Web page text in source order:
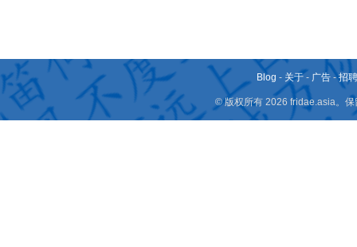
Blog - 关于 - 广告 -招
© 版权所有 2026 fridae.asia。